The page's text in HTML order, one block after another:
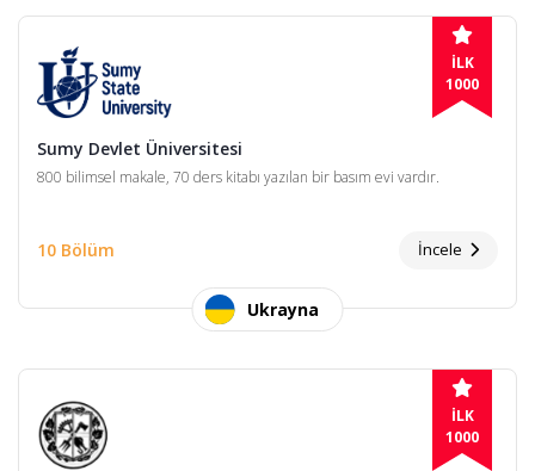
İLK
1000
Sumy Devlet Üniversitesi
800 bilimsel makale, 70 ders kitabı yazılan bir basım evi vardır.
10 Bölüm İncele
Ukrayna
İLK
1000